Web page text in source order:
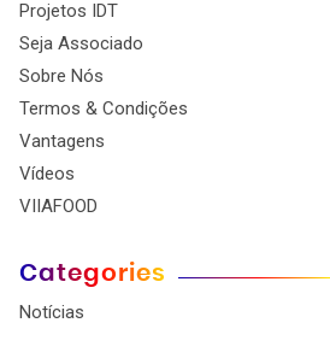
Projetos IDT
Seja Associado
Sobre Nós
Termos & Condições
Vantagens
Vídeos
VIIAFOOD
Categories
Notícias